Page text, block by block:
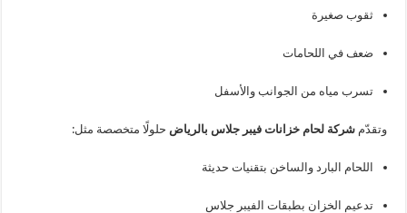
ثقوب صغيرة
ضعف في اللحامات
تسرب مياه من الجوانب والأسفل
وتقدّمشركة لحام خزانات فيبر جلاس بالرياض حلولًا متخصصة مثل:
اللحام البارد والساخن بتقنيات حديثة
تدعيم الخزان بطبقات الفيبر جلاس